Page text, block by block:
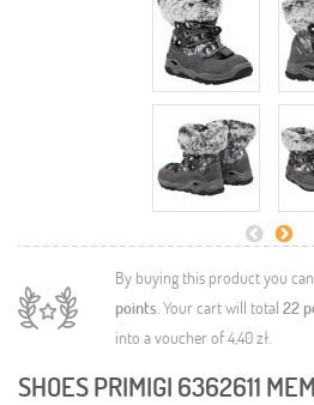
By buying this product you
points. Your cart will total 22
into a voucher of4,40 zł.
SHOES PRIMIGI 6362611